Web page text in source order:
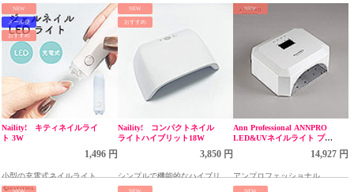
NEW
メール便
おすすめ
Naility! キティネイルライ
ト 3W
1,496 円
小型の充電式ネイルライト
NEW
おすすめ
Naility! コンパクトネイル
ライトハイブリット18W
3,850 円
シンプルで機能的なハイブリッ
トライト
NEW
Ann Professional ANNPRO
LED&UVネイルライト プラ
14,927 円
アンプロフェッショナル